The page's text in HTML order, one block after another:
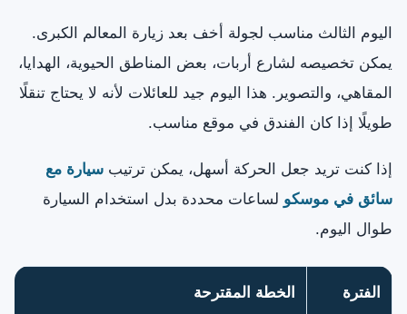
اليوم الثالث مناسب لجولة أخف بعد زيارة المعالم الكبرى.
يمكن تخصيصه لشارع أربات، بعض المناطق الحيوية، الهدايا،
المقاهي، والتصوير. هذا اليوم جيد للعائلات لأنه لا يحتاج تنقلًا
طويلًا إذا كان الفندق في موقع مناسب.
إذا كنت تريد جعل الحركة أسهل، يمكن ترتيب سيارة مع
سائق في موسكو لساعات محددة بدل استخدام السيارة
طوال اليوم.
الفترة الخطة المقترحة